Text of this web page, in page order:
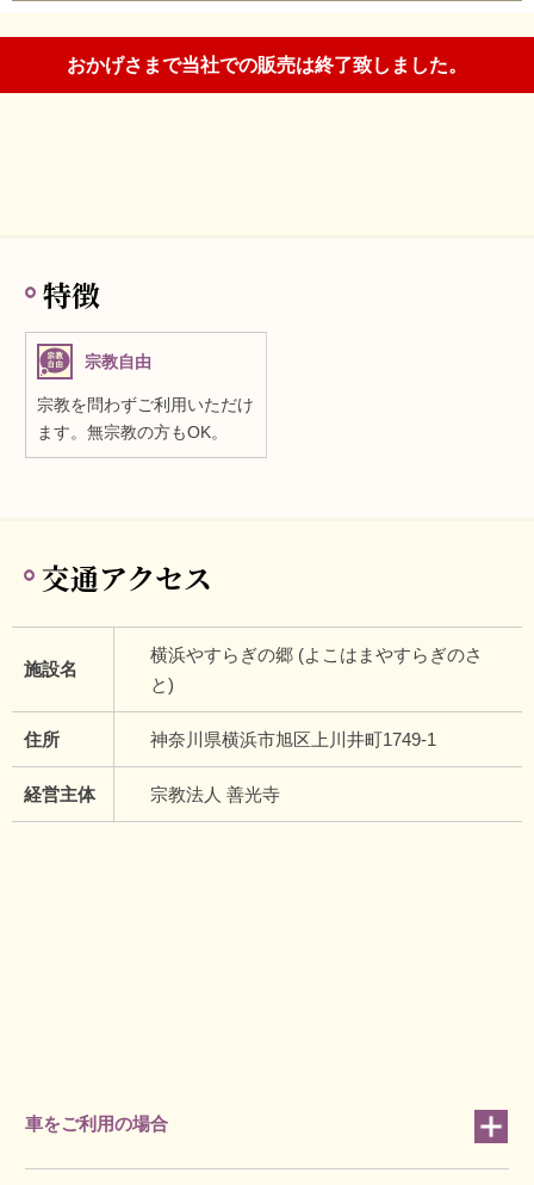
おかげさまで当社での販売は終了致しました。
特徴
宗教自由
宗教を問わずご利用いただけ
ます。無宗教の方もOK。
交通アクセス
施設名
横浜やすらぎの郷 (よこはまやすらぎのさ
と)
住所 神奈川県横浜市旭区上川井町1749-1
経営主体 宗教法人 善光寺
車をご利用の場合